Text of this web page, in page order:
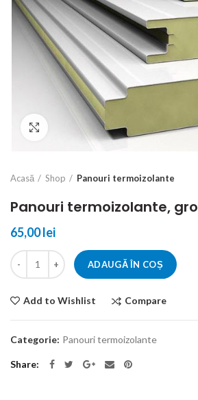
Click to enlarge
Acasă Shop Panouri termoizolante
Panouri termoizolante,
65,00lei
Cantitate
ADAUGĂ ÎN COȘ
Add to Wishlist Compare
Categorie: Panouri termoizolante
Share